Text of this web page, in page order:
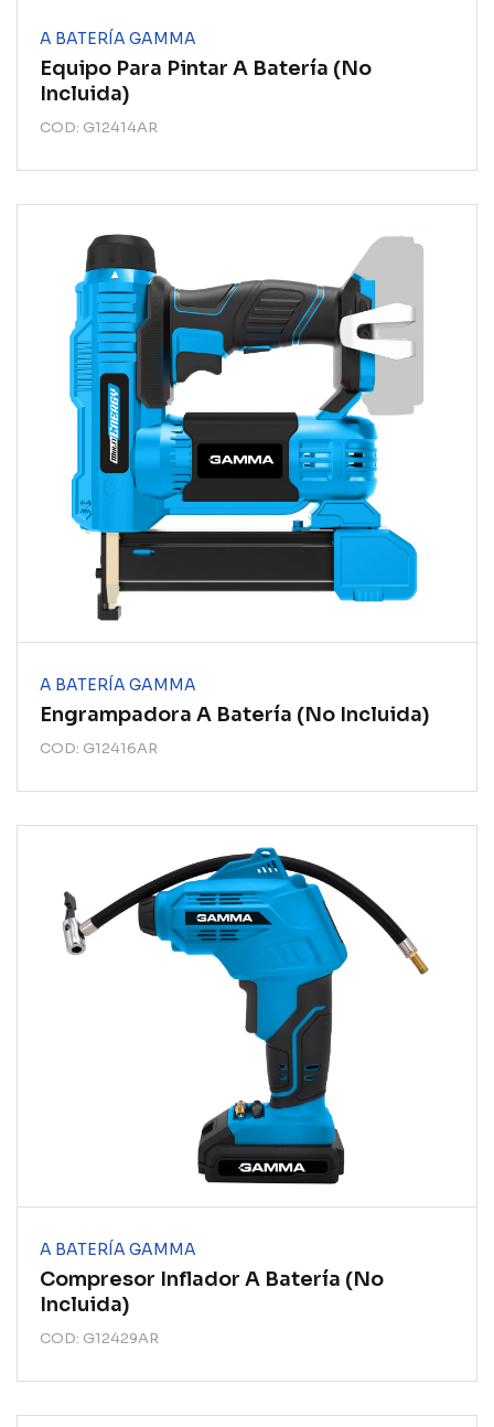
A BATERÍA GAMMA
Equipo Para Pintar A Batería (no
Incluida)
COD: G12414AR
A BATERÍA GAMMA
Engrampadora A Batería (no Incluida)
COD: G12416AR
A BATERÍA GAMMA
Compresor Inflador A Batería (no
Incluida)
COD: G12429AR